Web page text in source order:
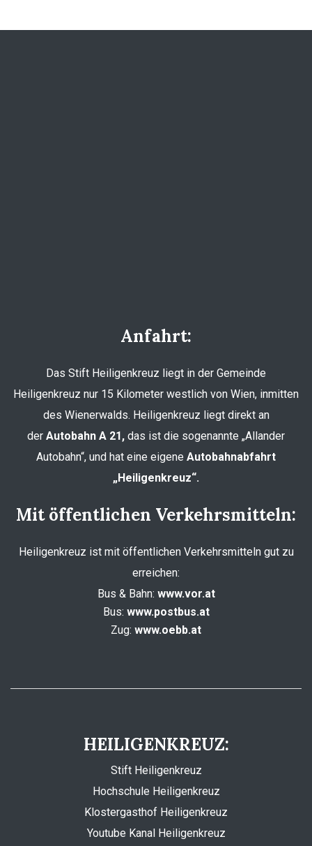
Anfahrt:
Das Stift Heiligenkreuz liegt in der Gemeinde
Heiligenkreuz nur 15 Kilometer westlich von Wien, inmitten
des Wienerwalds. Heiligenkreuz liegt direkt an
der Autobahn A 21, das ist die sogenannte „Allander
Autobahn“, und hat eine eigene Autobahnabfahrt
„Heiligenkreuz“.
Mit öffentlichen Verkehrsmitteln:
Heiligenkreuz ist mit öffentlichen Verkehrsmitteln gut zu
erreichen:
Bus & Bahn: www.vor.at
Bus: www.postbus.at
Zug: www.oebb.at
HEILIGENKREUZ:
Stift Heiligenkreuz
Hochschule Heiligenkreuz
Klostergasthof Heiligenkreuz
Youtube Kanal Heiligenkreuz